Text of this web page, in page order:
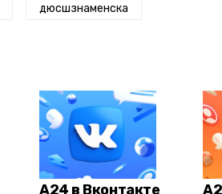
дюсшзнаменска
А24 в Вконтакте